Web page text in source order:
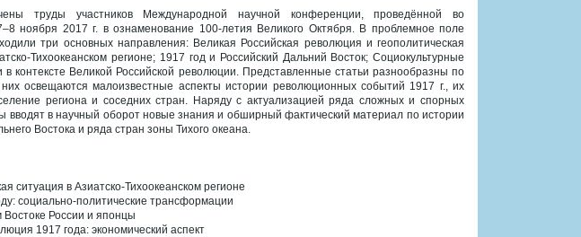
труды участников Международной научной конференции, проведённой во
ноября 2017 г. в ознаменование 100-летия Великого Октября. В проблемное поле
три основных направления: Великая Российская революция и геополитическая
Тихоокеанском регионе; 1917 год и Российский Дальний Восток; Социокультурные
контексте Великой Российской революции. Представленные статьи разнообразны по
освещаются малоизвестные аспекты истории революционных событий 1917 г., их
региона и соседних стран. Наряду с актуализацией ряда сложных и спорных
вводят в научный оборот новые знания и обширный фактический материал по истории
Востока и ряда стран зоны Тихого океана.
ситуация в Азиатско-Тихоокеанском регионе
социально-политические трансформации
России и японцы
1917 года: экономический аспект